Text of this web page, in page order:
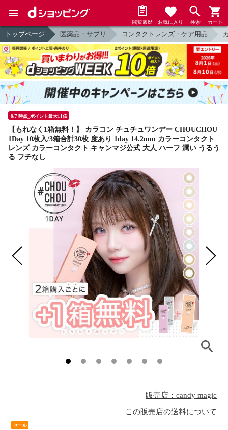
閲覧履歴 お気に入り 検索 カート
トップページ 医薬品・サプリ コンタクトレンズ・ケア用品
8/7 時点_ポイント最大11倍
【もれなく1箱無料！】 カラコン チュチュワンデー CHOUCHOU
1Day 10枚入/3箱合計30枚 度あり 1day 14.2mm カラーコンタクト
レンズ カラーコンタクト キャンマジ公式 大人 ハーフ 潤い うるう
る フチなし
販売店：candy magic
この販売店の送料について
セール